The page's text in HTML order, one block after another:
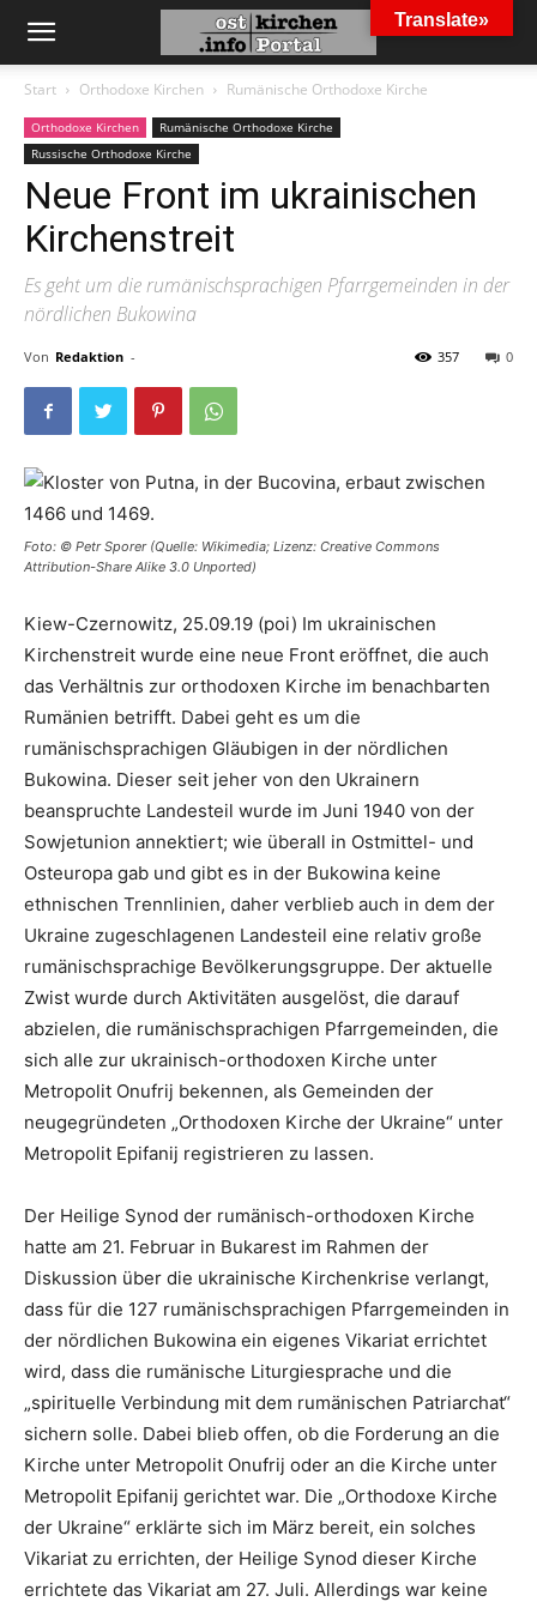
Start Orthodoxe Kirchen Rumänische Orthodoxe Kirche
Orthodoxe Kirchen
Rumänische Orthodoxe Kirche
Russische Orthodoxe Kirche
Neue Front im ukrainischen
Kirchenstreit
Es geht um die rumänischsprachigen Pfarrgemeinden in der
nördlichen Bukowina
Von Redaktion - 0
357
Foto: © Petr Sporer (Quelle: Wikimedia; Lizenz: Creative Commons
Attribution-Share Alike 3.0 Unported)
Kiew-Czernowitz, 25.09.19 (poi) Im ukrainischen
Kirchenstreit wurde eine neue Front eröffnet, die auch
das Verhältnis zur orthodoxen Kirche im benachbarten
Rumänien betrifft. Dabei geht es um die
rumänischsprachigen Gläubigen in der nördlichen
Bukowina. Dieser seit jeher von den Ukrainern
beanspruchte Landesteil wurde im Juni 1940 von der
Sowjetunion annektiert; wie überall in Ostmittel- und
Osteuropa gab und gibt es in der Bukowina keine
ethnischen Trennlinien, daher verblieb auch in dem der
Ukraine zugeschlagenen Landesteil eine relativ große
rumänischsprachige Bevölkerungsgruppe. Der aktuelle
Zwist wurde durch Aktivitäten ausgelöst, die darauf
abzielen, die rumänischsprachigen Pfarrgemeinden, die
sich alle zur ukrainisch-orthodoxen Kirche unter
Metropolit Onufrij bekennen, als Gemeinden der
neugegründeten „Orthodoxen Kirche der Ukraine“ unter
Metropolit Epifanij registrieren zu lassen.
Der Heilige Synod der rumänisch-orthodoxen Kirche
hatte am 21. Februar in Bukarest im Rahmen der
Diskussion über die ukrainische Kirchenkrise verlangt,
dass für die 127 rumänischsprachigen Pfarrgemeinden in
der nördlichen Bukowina ein eigenes Vikariat errichtet
wird, dass die rumänische Liturgiesprache und die
„spirituelle Verbindung mit dem rumänischen Patriarchat“
sichern solle. Dabei blieb offen, ob die Forderung an die
Kirche unter Metropolit Onufrij oder an die Kirche unter
Metropolit Epifanij gerichtet war. Die „Orthodoxe Kirche
der Ukraine“ erklärte sich im März bereit, ein solches
Vikariat zu errichten, der Heilige Synod dieser Kirche
errichtete das Vikariat am 27. Juli. Allerdings war keine
Translate»